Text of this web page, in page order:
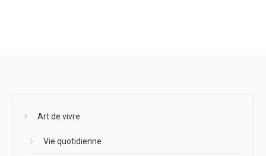
Art de vivre
Vie quotidienne